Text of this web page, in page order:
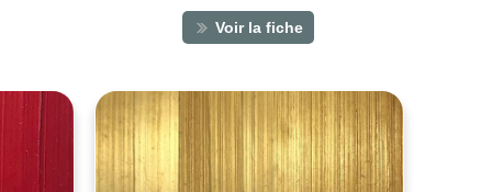
Voir la fiche